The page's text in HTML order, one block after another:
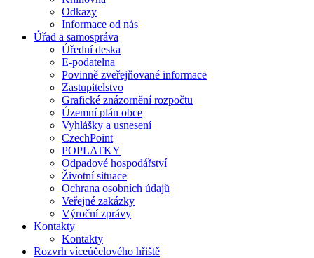
Odkazy
Informace od nás
Úřad a samospráva
Úřední deska
E-podatelna
Povinně zveřejňované informace
Zastupitelstvo
Grafické znázornění rozpočtu
Územní plán obce
Vyhlášky a usnesení
CzechPoint
POPLATKY
Odpadové hospodářství
Životní situace
Ochrana osobních údajů
Veřejné zakázky
Výroční zprávy
Kontakty
Kontakty
Rozvrh víceúčelového hřiště